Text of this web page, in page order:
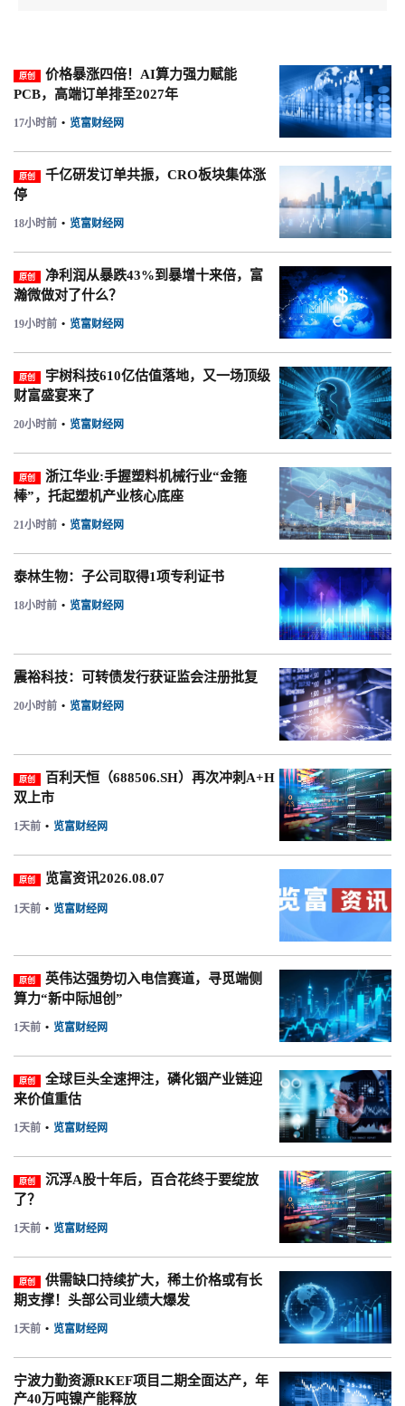
原创
价格暴涨四倍！AI算力强力赋能
PCB，高端订单排至2027年
17小时前 • 览富财经网
原创
千亿研发订单共振，CRO板块集体涨
停
18小时前 • 览富财经网
原创
净利润从暴跌43%到暴增十来倍，富
瀚微做对了什么？
19小时前 • 览富财经网
原创
宇树科技610亿估值落地，又一场顶级
财富盛宴来了
20小时前 • 览富财经网
原创
浙江华业:手握塑料机械行业“金箍
棒”，托起塑机产业核心底座
21小时前 • 览富财经网
泰林生物：子公司取得1项专利证书
18小时前 • 览富财经网
震裕科技：可转债发行获证监会注册批复
20小时前 • 览富财经网
原创
百利天恒（688506.SH）再次冲刺A+H
双上市
1天前 • 览富财经网
原创 览富资讯2026.08.07
1天前 • 览富财经网
原创
英伟达强势切入电信赛道，寻觅端侧
算力“新中际旭创”
1天前 • 览富财经网
原创
全球巨头全速押注，磷化铟产业链迎
来价值重估
1天前 • 览富财经网
原创
沉浮A股十年后，百合花终于要绽放
了？
1天前 • 览富财经网
原创
供需缺口持续扩大，稀土价格或有长
期支撑！头部公司业绩大爆发
1天前 • 览富财经网
宁波力勤资源RKEF项目二期全面达产，年
产40万吨镍产能释放